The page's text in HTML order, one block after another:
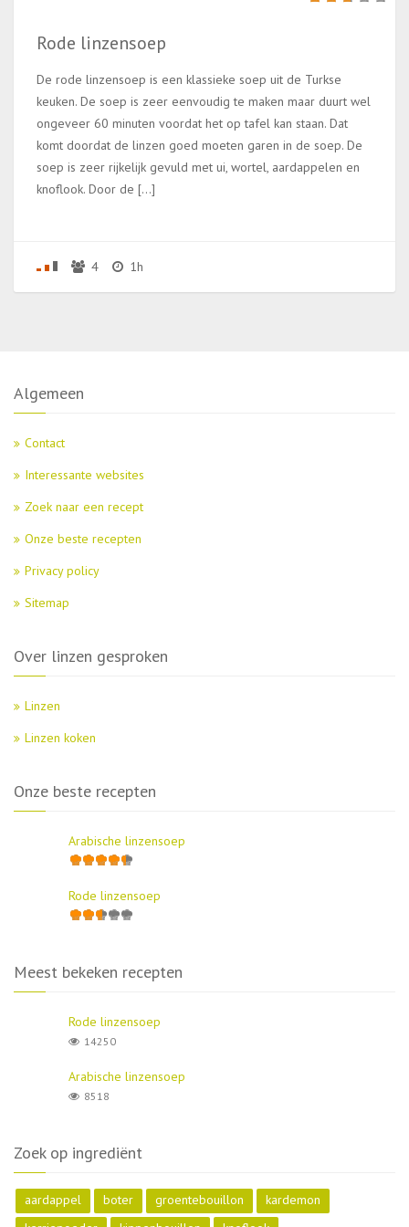
Rode linzensoep
De rode linzensoep is een klassieke soep uit de Turkse
keuken. De soep is zeer eenvoudig te maken maar duurt wel
ongeveer 60 minuten voordat het op tafel kan staan. Dat
komt doordat de linzen goed moeten garen in de soep. De
soep is zeer rijkelijk gevuld met ui, wortel, aardappelen en
knoflook. Door de […]
4 1h
Algemeen
Contact
Interessante websites
Zoek naar een recept
Onze beste recepten
Privacy policy
Sitemap
Over linzen gesproken
Linzen
Linzen koken
Onze beste recepten
Arabische linzensoep
Rode linzensoep
Meest bekeken recepten
Rode linzensoep
14250
Arabische linzensoep
8518
Zoek op ingrediënt
aardappel boter groentebouillon
kardemon